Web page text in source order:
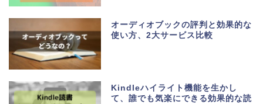
オーディオブックの評判と効果的な
使い方、2大サービス比較
Kindleハイライト機能を生かし
て、誰でも気楽にできる効果的な読